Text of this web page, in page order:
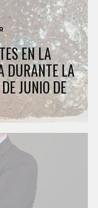
EN LA
DURANTE LA
JUNIO DE